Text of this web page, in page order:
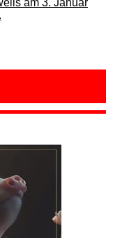
am 3. Januar